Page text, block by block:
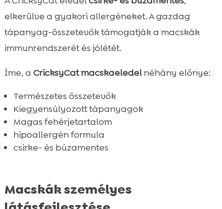
elkerülve a gyakori allergéneket. A gazdag
tápanyag-összetevők támogatják a macskák
immunrendszerét és jólétét.
Íme, a CricksyCat macskaeledelnéhány előnye:
Természetes összetevők
Kiegyensúlyozott tápanyagok
Magas fehérjetartalom
hipoallergén formula
csirke- és búzamentes
Macskák személyes